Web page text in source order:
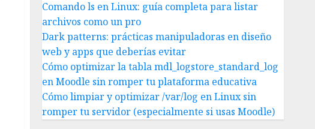
Comando ls en Linux: guía completa para listar
archivos como un pro
Dark patterns: prácticas manipuladoras en diseño
web y apps que deberías evitar
Cómo optimizar la tabla mdl_logstore_standard_log
en Moodle sin romper tu plataforma educativa
Cómo limpiar y optimizar /var/log en Linux sin
romper tu servidor (especialmente si usas Moodle)